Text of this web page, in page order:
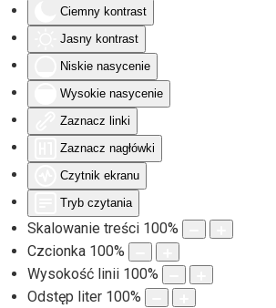
Ciemny kontrast
Jasny kontrast
Niskie nasycenie
Wysokie nasycenie
Zaznacz linki
Zaznacz nagłówki
Czytnik ekranu
Tryb czytania
Skalowanie treści 100%
Czcionka 100%
Wysokość linii 100%
Odstęp liter 100%